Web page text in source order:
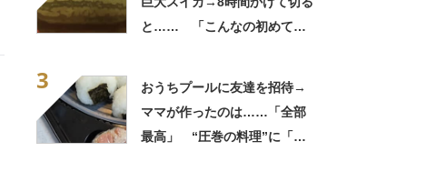
と…… 「こんなの初めて見
3
おうちプールに友達を招待→
ママが作ったのは……「全部
最高」 “圧巻の料理”に「う